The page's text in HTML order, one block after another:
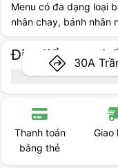
Menu có đa dạng loại
nhân chay, bánh nhân
Địa điểm cụ
30A
Thanh toán
bằng thẻ
Giao